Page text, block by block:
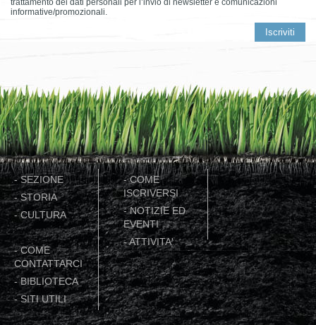
trattamento dei dati personali per l’invio di newsletter e comunicazioni
informative/promozionali.
-SEZIONE
-STORIA
-CULTURA
-COME
ISCRIVERSI
-NOTIZIE ED
EVENTI
-ATTIVITA'
-COME
CONTATTARCI
-BIBLIOTECA
-SITI UTILI